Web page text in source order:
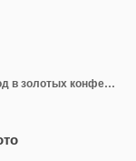
Красивая женщина празднует Новый год в золотых конфетах.